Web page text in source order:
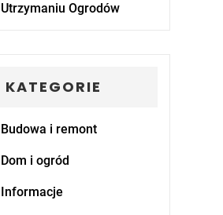
Utrzymaniu Ogrodów
KATEGORIE
Budowa i remont
Dom i ogród
Informacje